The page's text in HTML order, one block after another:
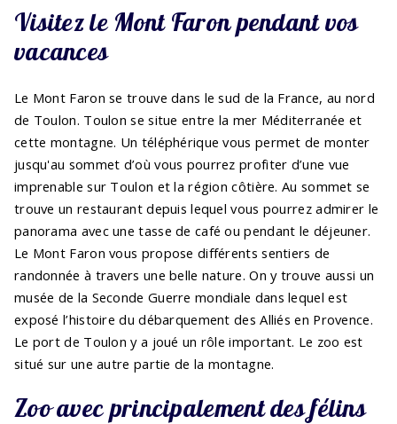
Visitez le Mont Faron pendant vos
vacances
Le Mont Faron se trouve dans le sud de la France, au nord
de Toulon. Toulon se situe entre la mer Méditerranée et
cette montagne. Un téléphérique vous permet de monter
jusqu'au sommet d’où vous pourrez profiter d’une vue
imprenable sur Toulon et la région côtière. Au sommet se
trouve un restaurant depuis lequel vous pourrez admirer le
panorama avec une tasse de café ou pendant le déjeuner.
Le Mont Faron vous propose différents sentiers de
randonnée à travers une belle nature. On y trouve aussi un
musée de la Seconde Guerre mondiale dans lequel est
exposé l’histoire du débarquement des Alliés en Provence.
Le port de Toulon y a joué un rôle important. Le zoo est
situé sur une autre partie de la montagne.
Zoo avec principalement des félins